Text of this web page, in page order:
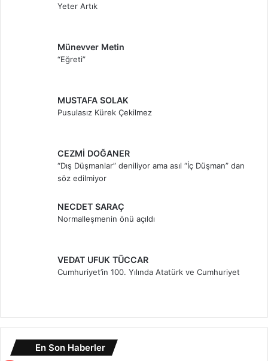
Yeter Artık
Münevver Metin
“Eğreti”
MUSTAFA SOLAK
Pusulasız Kürek Çekilmez
CEZMİ DOĞANER
“Dış Düşmanlar” deniliyor ama asıl “İç Düşman” dan
söz edilmiyor
NECDET SARAÇ
Normalleşmenin önü açıldı
VEDAT UFUK TÜCCAR
Cumhuriyet’in 100. Yılında Atatürk ve Cumhuriyet
En Son Haberler